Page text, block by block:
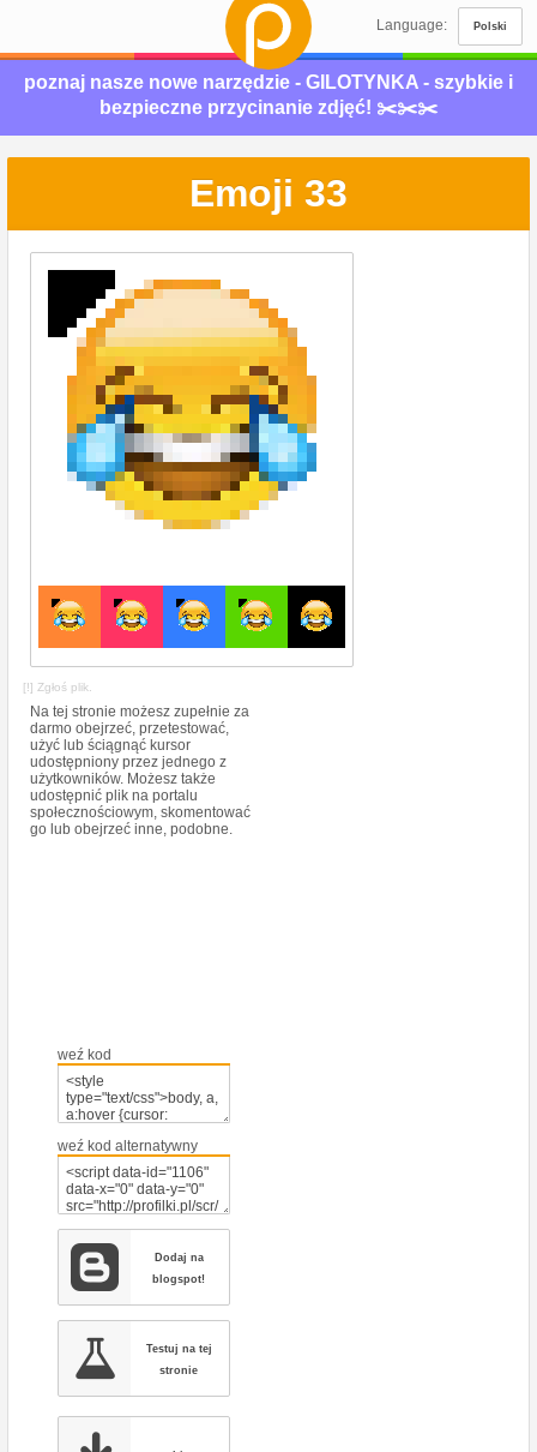
Language: Polski
poznaj nasze nowe narzędzie - GILOTYNKA - szybkie i
bezpieczne przycinanie zdjęć! ✂️✂️✂️
Emoji 33
[!] Zgłoś plik.
Na tej stronie możesz zupełnie za
darmo obejrzeć, przetestować,
użyć lub ściągnąć kursor
udostępniony przez jednego z
użytkowników. Możesz także
udostępnić plik na portalu
społecznościowym, skomentować
go lub obejrzeć inne, podobne.
weź kod
weź kod alternatywny
Dodaj na
blogspot!
Testuj na tej
stronie